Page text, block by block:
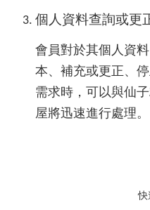
個人資料查詢或更
會員對於其個人資
本、補充或更正、
需求時，可以與仙
屋將迅速進行處理。
快